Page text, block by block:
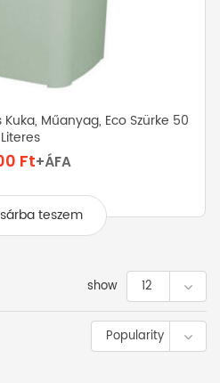
Műanyag, Eco Szürke 50
Literes
Ft+ÁFA
teszem
show 12
Popularity